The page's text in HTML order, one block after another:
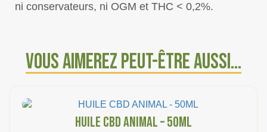
ni conservateurs, ni OGM et THC < 0,2%.
Vous aimerez peut-être aussi…
HUILE CBD ANIMAL – 50ML